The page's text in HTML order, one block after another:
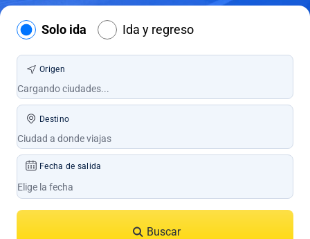
Solo ida Ida y regreso
Origen
Destino
Fecha de salida
Buscar